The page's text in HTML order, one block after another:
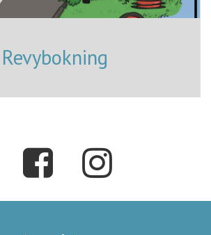
Revybokning